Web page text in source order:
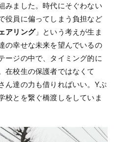
みました。時代にそぐわない
役員に偏ってしまう負担など
アリング」という考えが生ま
の幸せな未来を望んでいるの
ージの中で、タイミング的に
在校生の保護者ではなくて
ん達の力も借りればいい。Yぷ
校とを繋ぐ橋渡しをしていま